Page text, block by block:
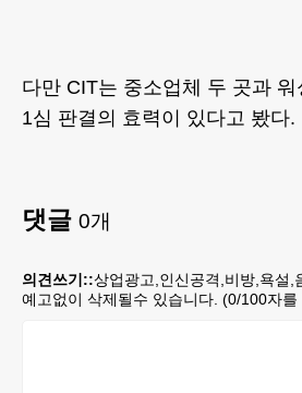
다만 CIT는 중소업체 두 곳과
1심 판결의 효력이 있다고 봤다.
댓글 0개
의견쓰기::상업광고,인신공격,비방,욕설,
예고없이 삭제될수 있습니다. (0/100자를